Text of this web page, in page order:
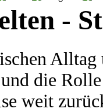
-
die
weit